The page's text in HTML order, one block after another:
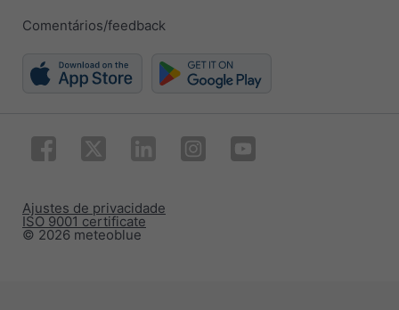
Comentários/feedback
© 2026 meteoblue
ISO 9001 certificate
Ajustes de privacidade